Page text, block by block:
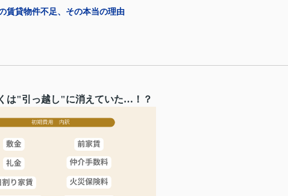
賃貸物件不足、その本当の理由
は"引っ越し"に消えていた…！？